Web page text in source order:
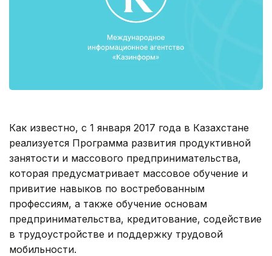
Как известно, с 1 января 2017 года в Казахстане
реализуется Программа развития продуктивной
занятости и массового предпринимательства,
которая предусматривает массовое обучение и
привитие навыков по востребованным
профессиям, а также обучение основам
предпринимательства, кредитование, содействие
в трудоустройстве и поддержку трудовой
мобильности.